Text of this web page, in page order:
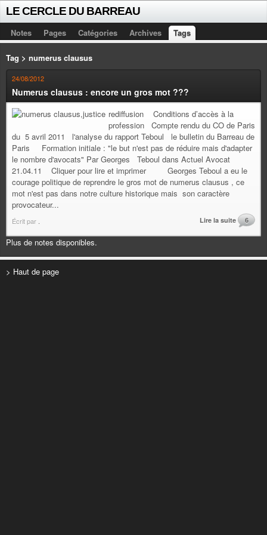
LE CERCLE DU BARREAU
Notes Pages Catégories Archives Tags
Tag > numerus clausus
24/08/2012
Numerus clausus : encore un gros mot ???
rediffusion Conditions d’accès à la
profession Compte rendu du CO de Paris
du 5 avril 2011 l'analyse du rapport Teboul le bulletin du Barreau de
Paris Formation initiale : "le but n'est pas de réduire mais d'adapter
le nombre d'avocats" Par Georges Teboul dans Actuel Avocat
21.04.11 Cliquer pour lire et imprimer Georges Teboul a eu le
courage politique de reprendre le gros mot de numerus clausus , ce
mot n'est pas dans notre culture historique mais son caractère
provocateur...
Écrit par Lire la suite 6
Plus de notes disponibles.
> Haut de page